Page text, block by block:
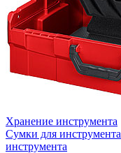
Хранение инструмента
Сумки для инструмента
инструмента